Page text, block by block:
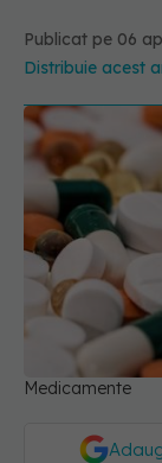
Publicat pe 06
Distribuie acest
Medicamente